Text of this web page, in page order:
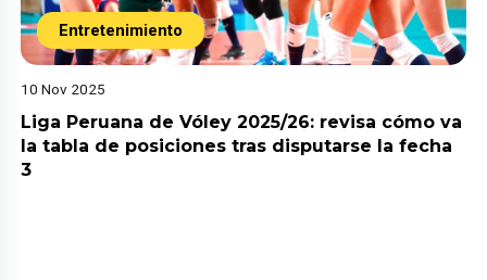
Entretenimiento
10 Nov 2025
Liga Peruana de Vóley 2025/26: revisa cómo va
la tabla de posiciones tras disputarse la fecha
3